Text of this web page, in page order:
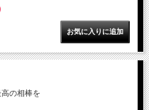
の相棒を